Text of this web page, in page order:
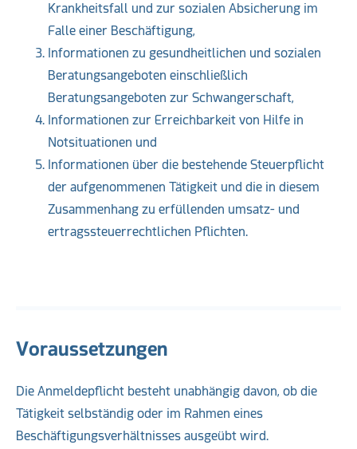
Krankheitsfall und zur sozialen Absicherung im
Falle einer Beschäftigung,
Informationen zu gesundheitlichen und sozialen
Beratungsangeboten einschließlich
Beratungsangeboten zur Schwangerschaft,
Informationen zur Erreichbarkeit von Hilfe in
Notsituationen und
Informationen über die bestehende Steuerpflicht
der aufgenommenen Tätigkeit und die in diesem
Zusammenhang zu erfüllenden umsatz- und
ertragssteuerrechtlichen Pflichten.
Voraussetzungen
Die Anmeldepflicht besteht unabhängig davon, ob die
Tätigkeit selbständig oder im Rahmen eines
Beschäftigungsverhältnisses ausgeübt wird.